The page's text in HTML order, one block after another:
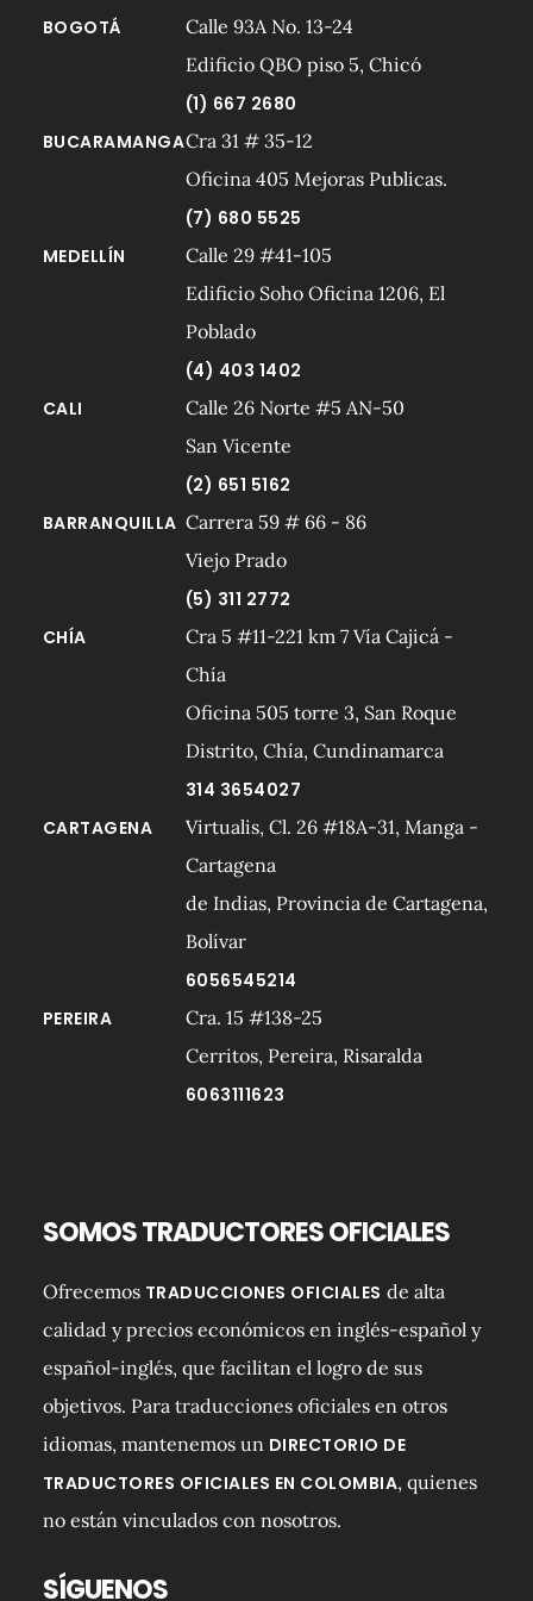
BOGOTÁ
Calle 93A No. 13-24
Edificio QBO piso 5, Chicó
(1) 667 2680
BUCARAMANGACra 31 # 35-12
Oficina 405 Mejoras Publicas.
(7) 680 5525
MEDELLÍN
Calle 29 #41-105
Edificio Soho Oficina 1206, El
Poblado
(4) 403 1402
CALI
Calle 26 Norte #5 AN-50
San Vicente
(2) 651 5162
BARRANQUILLA Carrera 59 # 66 - 86
Viejo Prado
(5) 311 2772
CHÍA
Cra 5 #11-221 km 7 Vía Cajicá -
Chía
Oficina 505 torre 3, San Roque
Distrito, Chía, Cundinamarca
314 3654027
CARTAGENA
Virtualis, Cl. 26 #18A-31, Manga -
Cartagena
de Indias, Provincia de Cartagena,
Bolívar
6056545214
PEREIRA
Cra. 15 #138-25
Cerritos, Pereira, Risaralda
6063111623
SOMOS TRADUCTORES OFICIALES
Ofrecemos TRADUCCIONES OFICIALES de alta
calidad y precios económicos en inglés-español y
español-inglés, que facilitan el logro de sus
objetivos. Para traducciones oficiales en otros
idiomas, mantenemos un DIRECTORIO DE
TRADUCTORES OFICIALES EN COLOMBIA, quienes
no están vinculados con nosotros.
SÍGUENOS